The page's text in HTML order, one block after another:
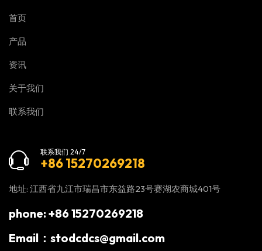
首页
产品
资讯
关于我们
联系我们
联系我们 24/7
+86 15270269218
地址: 江西省九江市瑞昌市东益路23号赛湖农商城401号
phone: +86 15270269218
Email：stodcdcs@gmail.com